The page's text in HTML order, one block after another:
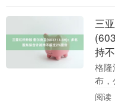
集....
三
持
格隆
布，
投
阅读